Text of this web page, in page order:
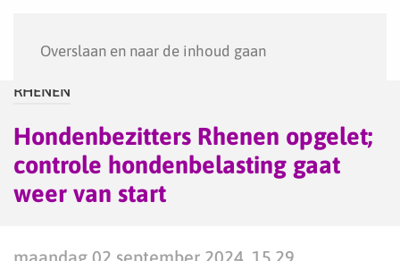
Overslaan en naar de inhoud gaan
RHENEN
Hondenbezitters Rhenen opgelet;
controle hondenbelasting gaat
weer van start